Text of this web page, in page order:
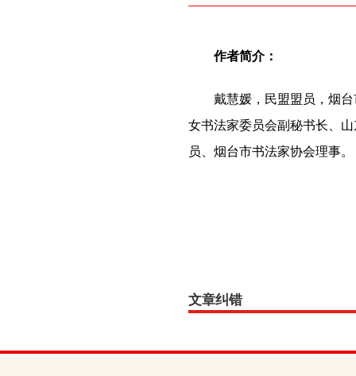
作者简介：
戴慧媛，民盟盟员，烟
女书法家委员会副秘书长、
员、烟台市书法家协会理事。
文章纠错